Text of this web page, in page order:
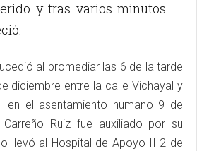
y tras varios minutos
al promediar las 6 de la tarde
diciembre entre la calle Vichayal y
en el asentamiento humano 9 de
Ruiz fue auxiliado por su
llevó al Hospital de Apoyo II-2 de